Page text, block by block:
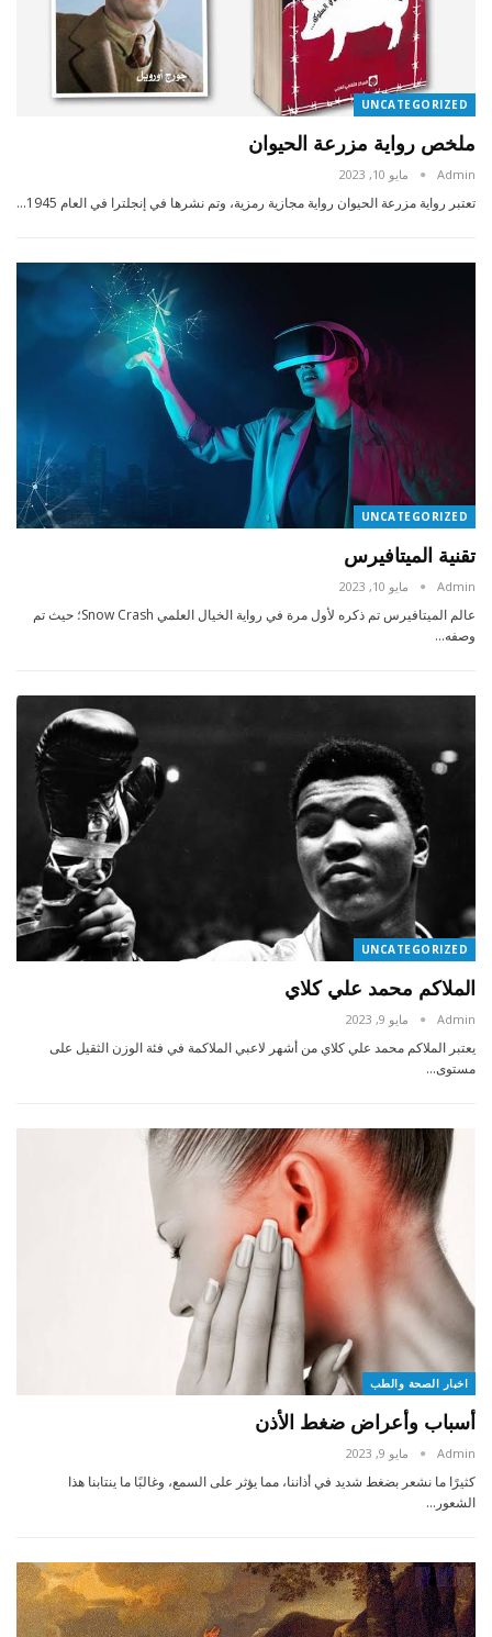
UNCATEGORIZED
ملخص رواية مزرعة الحيوان
Admin مايو 10, 2023
تعتبر رواية مزرعة الحيوان رواية مجازية رمزية، وتم نشرها في إنجلترا في العام 1945…
UNCATEGORIZED
تقنية الميتافيرس
Admin مايو 10, 2023
عالم الميتافيرس تم ذكره لأول مرة في رواية الخيال العلمي Snow Crash؛ حيث تم
وصفه…
UNCATEGORIZED
الملاكم محمد علي كلاي
Admin مايو 9, 2023
يعتبر الملاكم محمد علي كلاي من أشهر لاعبي الملاكمة في فئة الوزن الثقيل على
مستوى…
اخبار الصحة والطب
أسباب وأعراض ضغط الأذن
Admin مايو 9, 2023
كثيرًا ما نشعر بضغط شديد في أذاننا، مما يؤثر على السمع، وغالبًا ما ينتابنا هذا
الشعور…